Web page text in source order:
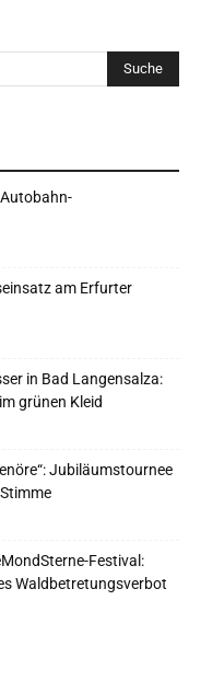
am Erfurter
in Bad Langensalza:
grünen Kleid
Jubiläumstournee
Festival:
Waldbetretungsverbot